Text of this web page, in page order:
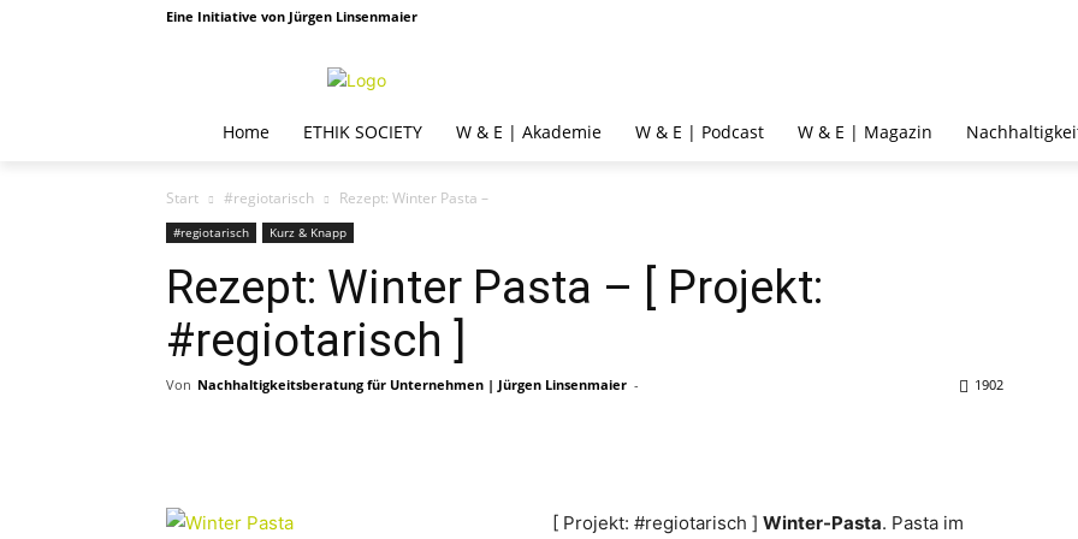
Eine Initiative von Jürgen Linsenmaier
Home ETHIK SOCIETY W & E | Akademie W & E | Podcast W & E | Magazin
Start #regiotarisch Rezept: Winter Pasta –
#regiotarisch Kurz & Knapp
Rezept: Winter Pasta – [ Projekt:
#regiotarisch ]
Von Nachhaltigkeitsberatung für Unternehmen | Jürgen Linsenmaier - 1902
[ Projekt: #regiotarisch ] Winter-Pasta. Pasta im